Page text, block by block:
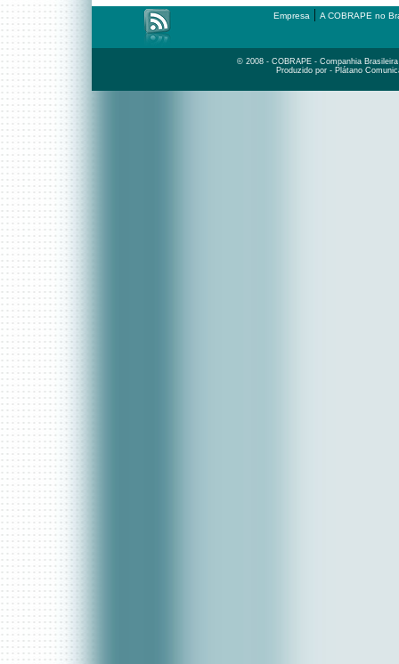
Empresa | A COBRAPE no
© 2008 - COBRAPE - Companhia
Produzido por - Plátano